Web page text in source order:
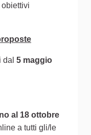
5 maggio
al 18 ottobre
a tutti gli/le